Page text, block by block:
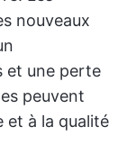
nouveaux
et une perte
peuvent
et à la qualité